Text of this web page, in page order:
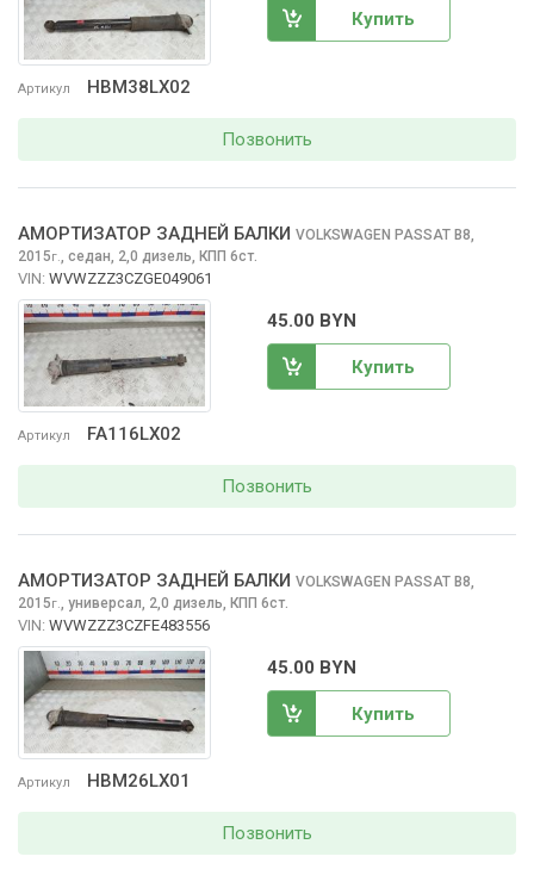
Артикул HBM38LX02
Купить
Позвонить
Артикул FA116LX02
АМОРТИЗАТОР ЗАДНЕЙ БАЛКИ VOLKSWAGEN PASSAT B8,
2015г., седан, 2,0 дизель, КПП 6ст.
VIN: WVWZZZ3CZGE049061
45.00 BYN
Купить
Позвонить
Артикул HBM26LX01
АМОРТИЗАТОР ЗАДНЕЙ БАЛКИ VOLKSWAGEN PASSAT B8,
2015г., универсал, 2,0 дизель, КПП 6ст.
VIN: WVWZZZ3CZFE483556
45.00 BYN
Купить
Позвонить